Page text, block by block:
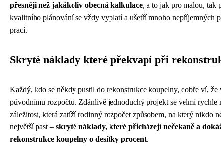
přesněji než jakákoliv obecná kalkulace, a to jak pro malou, tak
kvalitního plánování se vždy vyplatí a ušetří mnoho nepříjemných
prací.
Skryté náklady které překvapí při
Každý, kdo se někdy pustil do rekonstrukce koupelny, dobře ví,
původnímu rozpočtu. Zdánlivě jednoduchý projekt se velmi rychle
záležitost, která zatíží rodinný rozpočet způsobem, na který nikdo
největší past – skryté náklady, které přicházejí nečekaně a
rekonstrukce koupelny o desítky procent.